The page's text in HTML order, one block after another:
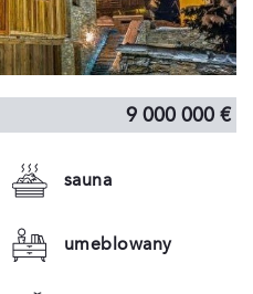
9 000 000 €
sauna
umeblowany